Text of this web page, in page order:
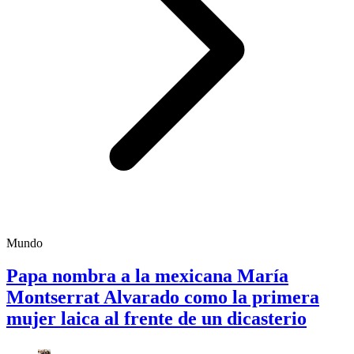
Mundo
Papa nombra a la mexicana María
Montserrat Alvarado como la primera
mujer laica al frente de un dicasterio